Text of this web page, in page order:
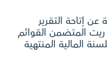
إتاحة التقرير
المتضمن القوائم
المالية المنتهية